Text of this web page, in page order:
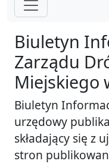
Biuletyn
Zarządu
Miejskiego
Biuletyn
urzędowy
składający się z
stron